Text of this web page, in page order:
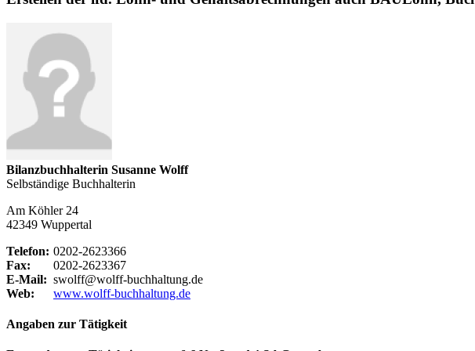
Bilanzbuchhalterin Susanne Wolff
Selbständige Buchhalterin
Am Köhler 24
42349 Wuppertal
Telefon: 0202-2623366
Fax:
0202-2623367
E-Mail: swolff@wolff-buchhaltung.de
Web:
www.wolff-buchhaltung.de
Angaben zur Tätigkeit